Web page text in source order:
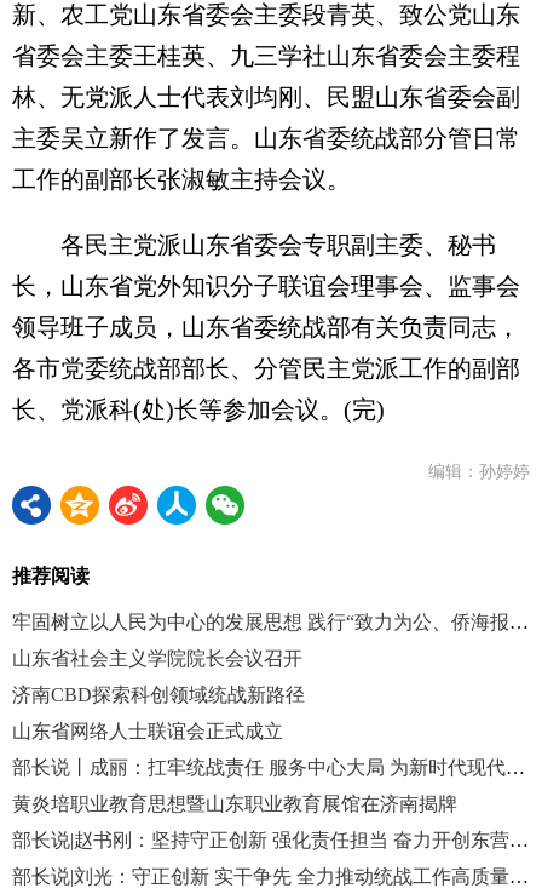
新、农工党山东省委会主委段青英、致公党山东
省委会主委王桂英、九三学社山东省委会主委程
林、无党派人士代表刘均刚、民盟山东省委会副
主委吴立新作了发言。山东省委统战部分管日常
工作的副部长张淑敏主持会议。
各民主党派山东省委会专职副主委、秘书
长，山东省党外知识分子联谊会理事会、监事会
领导班子成员，山东省委统战部有关负责同志，
各市党委统战部部长、分管民主党派工作的副部
长、党派科(处)长等参加会议。(完)
编辑：孙婷婷
推荐阅读
牢固树立以人民为中心的发展思想 践行“致力为公、侨海报国”的宗旨
山东省社会主义学院院长会议召开
济南CBD探索科创领域统战新路径
山东省网络人士联谊会正式成立
部长说丨成丽：扛牢统战责任 服务中心大局 为新时代现代化强省建设广泛凝心聚力
黄炎培职业教育思想暨山东职业教育展馆在济南揭牌
部长说|赵书刚：坚持守正创新 强化责任担当 奋力开创东营统战工作高质量发展新局面
部长说|刘光：守正创新 实干争先 全力推动统战工作高质量发展